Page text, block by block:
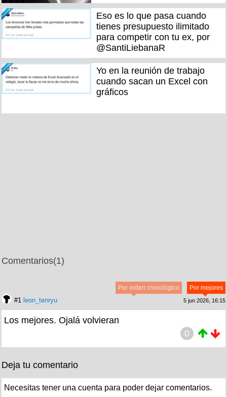
Eso es lo que pasa cuando
tienes presupuesto ilimitado
para competir con tu ex, por
@SantiLiebanaR
Yo en la reunión de trabajo
cuando sacan un Excel con
gráficos
Comentarios(1)
Por mejores
Por orden cronológico
#1 leon_tenryu 5 jun 2026, 16:15
Los mejores. Ojalá volvieran
0
Deja tu comentario
Necesitas tener una cuenta para poder dejar comentarios.